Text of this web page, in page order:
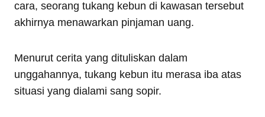
cara, seorang tukang kebun di kawasan tersebut
akhirnya menawarkan pinjaman uang.
Menurut cerita yang dituliskan dalam
unggahannya, tukang kebun itu merasa iba atas
situasi yang dialami sang sopir.